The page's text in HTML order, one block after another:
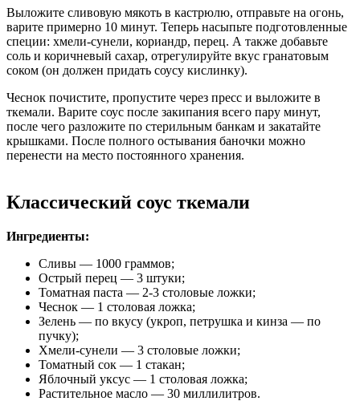
Выложите сливовую мякоть в кастрюлю, отправьте на огонь,
варите примерно 10 минут. Теперь насыпьте подготовленные
специи: хмели-сунели, кориандр, перец. А также добавьте
соль и коричневый сахар, отрегулируйте вкус гранатовым
соком (он должен придать соусу кислинку).
Чеснок почистите, пропустите через пресс и выложите в
ткемали. Варите соус после закипания всего пару минут,
после чего разложите по стерильным банкам и закатайте
крышками. После полного остывания баночки можно
перенести на место постоянного хранения.
Классический соус ткемали
Ингредиенты:
Сливы — 1000 граммов;
Острый перец — 3 штуки;
Томатная паста — 2-3 столовые ложки;
Чеснок — 1 столовая ложка;
Зелень — по вкусу (укроп, петрушка и кинза — по
пучку);
Хмели-сунели — 3 столовые ложки;
Томатный сок — 1 стакан;
Яблочный уксус — 1 столовая ложка;
Растительное масло — 30 миллилитров.